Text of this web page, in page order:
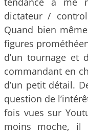
dictateur /
Quand bien même
figures
d’un tournage et
commandant en
d’un petit détail.
question de
fois vues sur
moins moche, il